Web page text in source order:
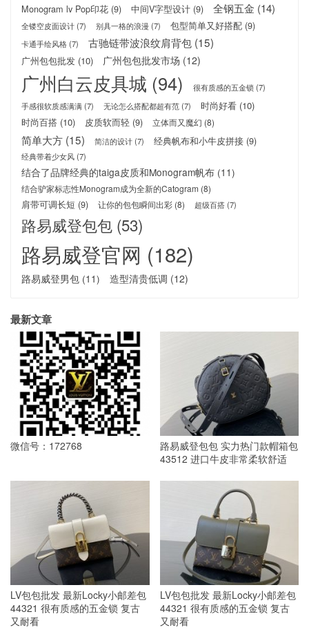
Monogram lv Pop印花 (9) 中间V字型设计 (9) 全钢五金 (14)
全镂空皮面设计(7) 别具一格的浪漫 (7) 包型简单又好搭配 (9)
卡通手绘风格(7) 古驰链带波浪纹肩背包 (15)
广州包包批发 (10) 广州包包批发市场 (12)
广州白云皮具城 (94) 很有质感的五金锁 (7)
手感很软质感满满(7) 无论怎么搭配都超有范(7) 时尚好看 (10)
时尚百搭 (10) 皮质软而轻 (9) 立体而又魔幻 (8)
简单大方 (15) 简洁的设计(7) 经典帆布和小牛皮拼接 (9)
经典带着少女风(7)
结合了品牌经典的taiga皮质和Monogram帆布 (11)
结合驴家标志性Monogram成为全新的Catogram (8)
肩带可调长短 (9) 让你的包包瞬间出彩 (8) 超级百搭(7)
路易威登包包 (53)
路易威登官网 (182)
路易威登男包 (11) 造型清贵低调 (12)
最新文章
微信号：172768
路易威登包包 实力热门款帽箱包
43512 进口牛皮非常柔软舒适
LV包包批发 最新Locky小邮差包
44321 很有质感的五金锁 复古
又耐看
LV包包批发 最新Locky小邮差包
44321 很有质感的五金锁 复古
又耐看